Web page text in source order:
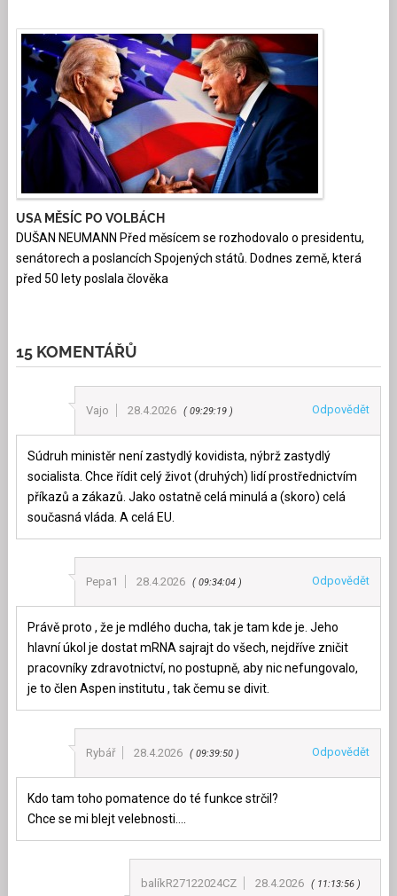
USA MĚSÍC PO VOLBÁCH
DUŠAN NEUMANN Před měsícem se rozhodovalo o presidentu,
senátorech a poslancích Spojených států. Dodnes země, která
před 50 lety poslala člověka
15 KOMENTÁŘŮ
Vajo 28.4.2026 09:29:19 Odpovědět
Súdruh ministěr není zastydlý kovidista, nýbrž zastydlý
socialista. Chce řídit celý život (druhých) lidí prostřednictvím
příkazů a zákazů. Jako ostatně celá minulá a (skoro) celá
současná vláda. A celá EU.
Pepa1 28.4.2026 09:34:04 Odpovědět
Právě proto , že je mdlého ducha, tak je tam kde je. Jeho
hlavní úkol je dostat mRNA sajrajt do všech, nejdříve zničit
pracovníky zdravotnictví, no postupně, aby nic nefungovalo,
je to člen Aspen institutu , tak čemu se divit.
Rybář 28.4.2026 09:39:50 Odpovědět
Kdo tam toho pomatence do té funkce strčil?
Chce se mi blejt velebnosti….
balíkR27122024CZ 28.4.2026 11:13:56